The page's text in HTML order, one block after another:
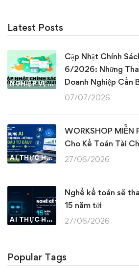
Latest Posts
NGHIỆP VỤ KẾ TOÁN & THUẾ
Cập Nhật Chính
6/2026: Những
Doanh Nghiệp Cần
07/07/2026
AI THỰC HÀNH
WORKSHOP MIỄN
Cho Kế Toán Tài
27/06/2026
AI THỰC HÀNH
Nghề kế toán sẽ
15 năm tới
27/06/2026
Popular Tags